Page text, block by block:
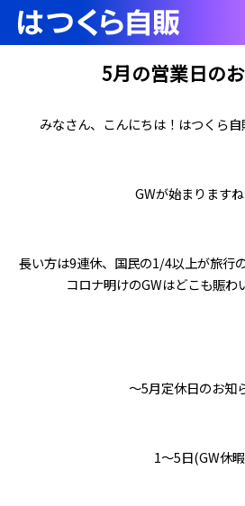
5月の営業日の
みなさん、こんにちは！はつくら自
GWが始まりますね
長い方は9連休、国民の1/4以上が旅行
コロナ明けのGWはどこも賑わ
～5月定休日のお知
1～5日(GW休